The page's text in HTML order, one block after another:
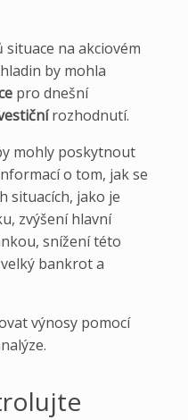
na akciovém
by mohla
pro dnešní
rozhodnutí.
mohly poskytnout
o tom, jak se
situacích, jako je
zvýšení hlavní
snížení této
bankrot a
výnosy pomocí